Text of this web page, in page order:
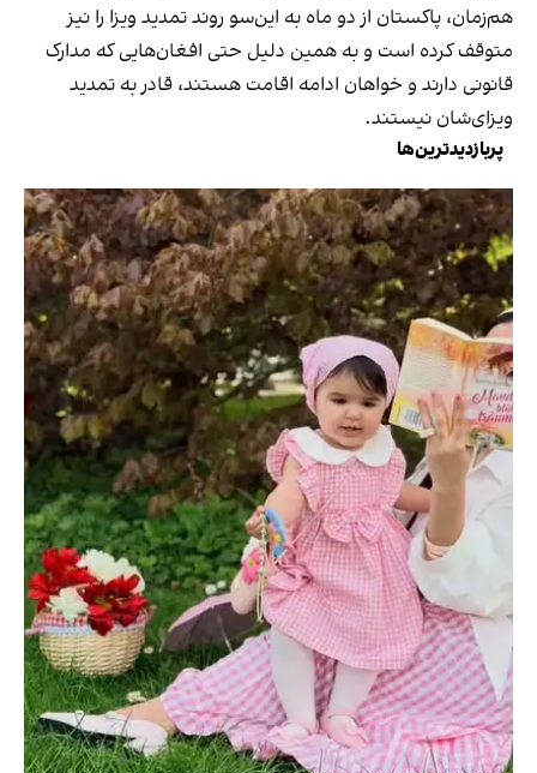
هم‌زمان، پاکستان از دو ماه به این‌سو روند تمدید ویزا را نیز
متوقف کرده است و به همین دلیل حتی افغان‌هایی که مدارک
قانونی دارند و خواهان ادامه اقامت هستند، قادر به تمدید
ویزای‌شان نیستند.
پربازدیدترین‌ها